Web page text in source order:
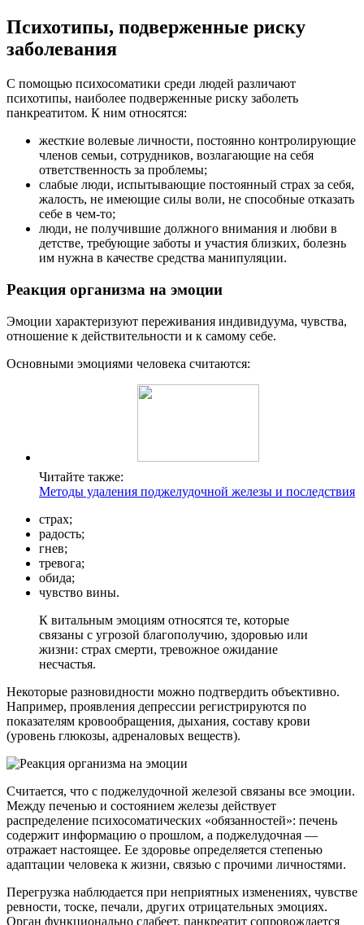
Психотипы, подверженные риску
заболевания
С помощью психосоматики среди людей различают
психотипы, наиболее подверженные риску заболеть
панкреатитом. К ним относятся:
жесткие волевые личности, постоянно контролирующие
членов семьи, сотрудников, возлагающие на себя
ответственность за проблемы;
слабые люди, испытывающие постоянный страх за себя,
жалость, не имеющие силы воли, не способные отказать
себе в чем-то;
люди, не получившие должного внимания и любви в
детстве, требующие заботы и участия близких, болезнь
им нужна в качестве средства манипуляции.
Реакция организма на эмоции
Эмоции характеризуют переживания индивидуума, чувства,
отношение к действительности и к самому себе.
Основными эмоциями человека считаются:
Читайте также:
Методы удаления поджелудочной железы и последствия
страх;
радость;
гнев;
тревога;
обида;
чувство вины.
К витальным эмоциям относятся те, которые
связаны с угрозой благополучию, здоровью или
жизни: страх смерти, тревожное ожидание
несчастья.
Некоторые разновидности можно подтвердить объективно.
Например, проявления депрессии регистрируются по
показателям кровообращения, дыхания, составу крови
(уровень глюкозы, адреналовых веществ).
Считается, что с поджелудочной железой связаны все эмоции.
Между печенью и состоянием железы действует
распределение психосоматических «обязанностей»: печень
содержит информацию о прошлом, а поджелудочная —
отражает настоящее. Ее здоровье определяется степенью
адаптации человека к жизни, связью с прочими личностями.
Перегрузка наблюдается при неприятных изменениях, чувстве
ревности, тоске, печали, других отрицательных эмоциях.
Орган функционально слабеет, панкреатит сопровождается